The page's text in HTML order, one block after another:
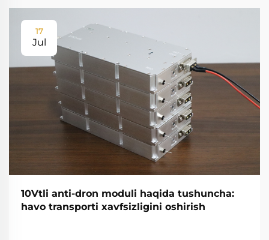
17
Jul
10Vtli anti-dron moduli haqida tushuncha:
havo transporti xavfsizligini oshirish